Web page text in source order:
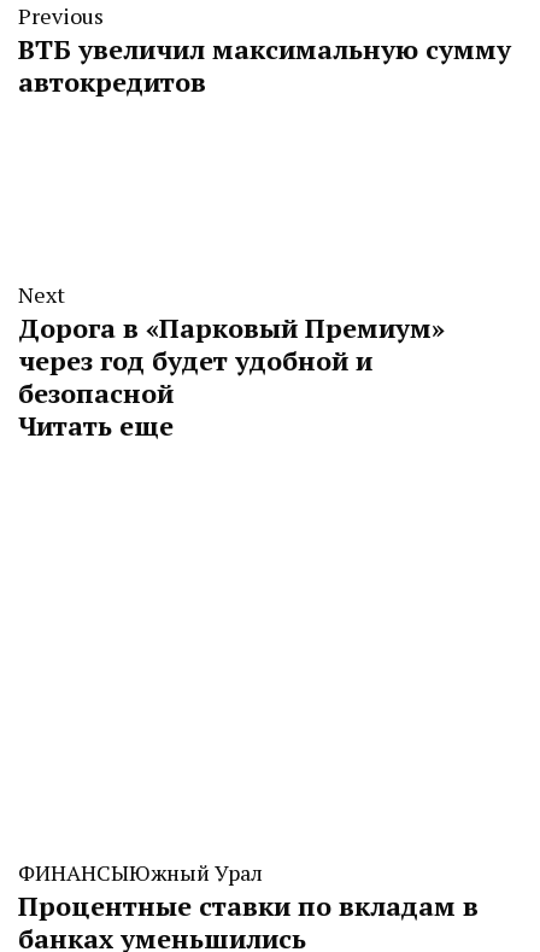
Previous
ВТБ увеличил максимальную сумму
автокредитов
Next
Дорога в «Парковый Премиум»
через год будет удобной и
безопасной
Читать еще
ФИНАНСЫЮжный Урал
Процентные ставки по вкладам в
банках уменьшились